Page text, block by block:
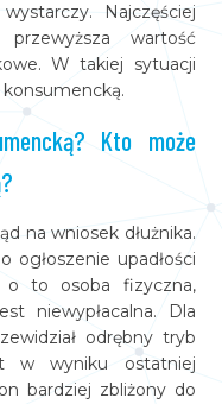
Najczęściej
wartość
W takiej sytuacji
Kto może
na wniosek dłużnika.
upadłości
o to osoba fizyczna,
niewypłacalna. Dla
odrębny tryb
w wyniku ostatniej
bardziej zbliżony do